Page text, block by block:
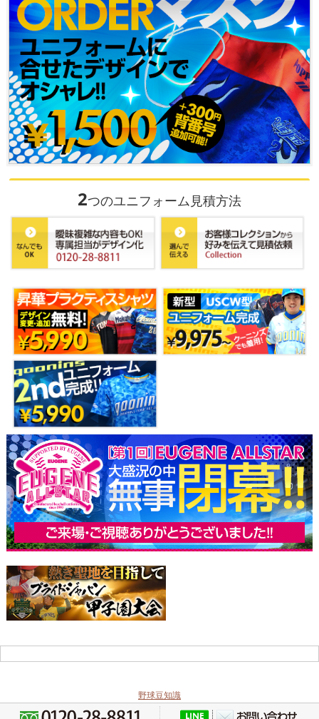
2つのユニフォーム見積方法
野球豆知識